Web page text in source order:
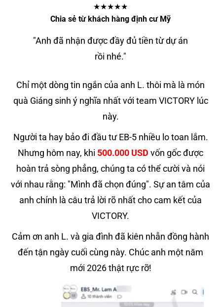
★★★★★
Chia sẻ từ khách hàng định cư Mỹ
"Anh đã nhận được đầy đủ tiền từ dự án
rồi nhé."
Chỉ một dòng tin ngắn của anh L. thôi mà là món
quà Giáng sinh ý nghĩa nhất với team VICTORY lúc
này.
Người ta hay bảo đi đầu tư EB-5 nhiều lo toan lắm.
Nhưng hôm nay, khi 500.000 USD vốn gốc được
hoàn trả sòng phẳng, chúng ta có thể cười và nói
với nhau rằng: "Mình đã chọn đúng". Sự an tâm của
anh chính là câu trả lời rõ nhất cho cam kết của
VICTORY.
Cảm ơn anh L. và gia đình đã kiên nhẫn đồng hành
đến tận ngày cuối cùng này. Chúc anh một năm
mới 2026 thật rực rỡ!